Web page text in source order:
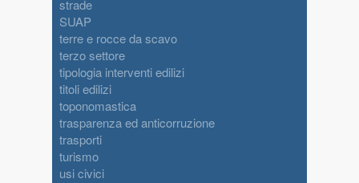
strade
SUAP
terre e rocce da scavo
terzo settore
tipologia interventi edilizi
titoli edilizi
toponomastica
trasparenza ed anticorruzione
trasporti
turismo
usi civici